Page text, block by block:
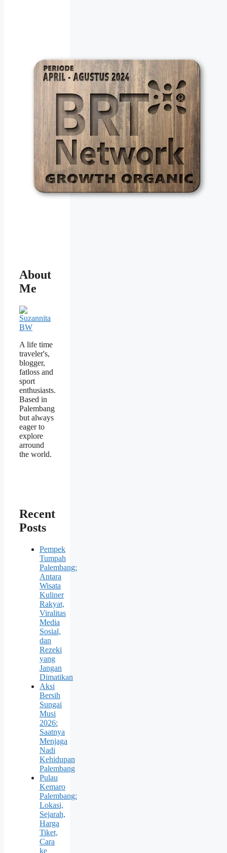
About
Me
A life time
traveler's,
blogger,
fatloss and
sport
enthusiasts.
Based in
Palembang
but always
eager to
explore
arround
the world.
Recent
Posts
Pempek
Tumpah
Palembang:
Antara
Wisata
Kuliner
Rakyat,
Viralitas
Media
Sosial,
dan
Rezeki
yang
Jangan
Dimatikan
Aksi
Bersih
Sungai
Musi
2026:
Saatnya
Menjaga
Nadi
Kehidupan
Palembang
Pulau
Kemaro
Palembang:
Lokasi,
Sejarah,
Harga
Tiket,
Cara
ke